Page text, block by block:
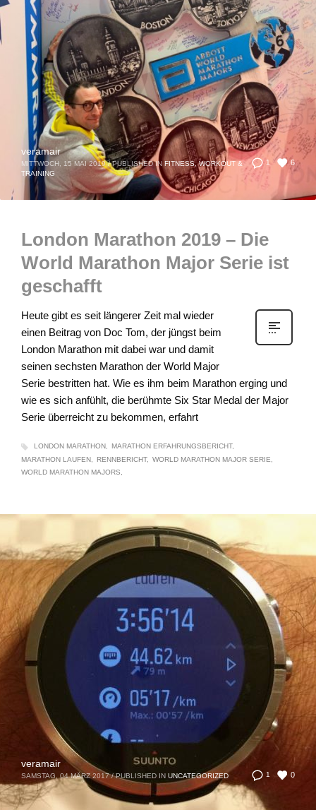
1 6
veramair
MITTWOCH, 15 MAI 2019 / PUBLISHED IN FITNESS, WORKOUT &
TRAINING
London Marathon 2019 – Die
World Marathon Major Serie ist
geschafft
Heute gibt es seit längerer Zeit mal wieder
einen Beitrag von Doc Tom, der jüngst beim
London Marathon mit dabei war und damit
seinen sechsten Marathon der World Major
Serie bestritten hat. Wie es ihm beim Marathon erging und
wie es sich anfühlt, die berühmte Six Star Medal der Major
Serie überreicht zu bekommen, erfahrt
LONDON MARATHON
MARATHON ERFAHRUNGSBERICHT
MARATHON LAUFEN
RENNBERICHT
WORLD MARATHON MAJOR SERIE
WORLD MARATHON MAJORS
1 0
veramair
SAMSTAG, 04 MÄRZ 2017 / PUBLISHED IN UNCATEGORIZED